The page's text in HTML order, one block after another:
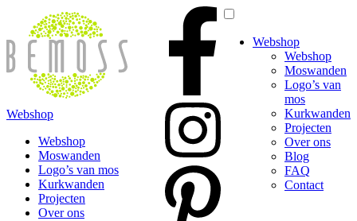
Webshop
Webshop
Moswanden
Logo’s van mos
Kurkwanden
Projecten
Over ons
Webshop
Webshop
Moswanden
Logo’s van
mos
Kurkwanden
Projecten
Over ons
Blog
FAQ
Contact